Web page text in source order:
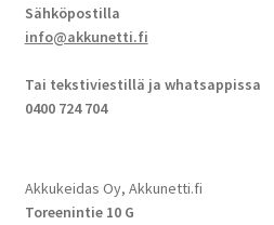
Sähköpostilla
info@akkunetti.fi
Tai tekstiviestillä ja whatsappissa
0400 724 704
Akkukeidas Oy, Akkunetti.fi
Toreenintie 10 G